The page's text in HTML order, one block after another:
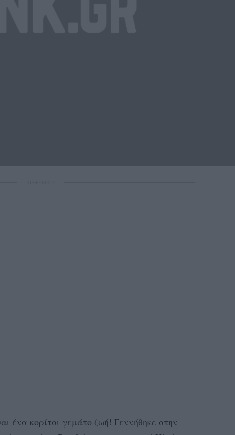
ένα κορίτσι γεμάτο ζωή! Γεννήθηκε στην